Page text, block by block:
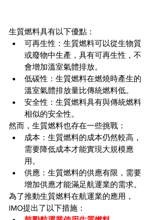
生質燃料具有以下優點：
可再生性：生質燃料可以從生物質
或廢物中生產，具有可再生性，不
會增加溫室氣體排放。
低碳性：生質燃料在燃燒時產生的
溫室氣體排放量比傳統燃料低。
安全性：生質燃料具有與傳統燃料
相似的安全性。
然而，生質燃料也存在一些挑戰：
成本：生質燃料的成本仍然較高，
需要降低成本才能實現大規模應
用。
供應：生質燃料的供應有限，需要
增加供應才能滿足航運業的需求。
為了推動生質燃料在航運業的應用，
IMO提出了以下措施：